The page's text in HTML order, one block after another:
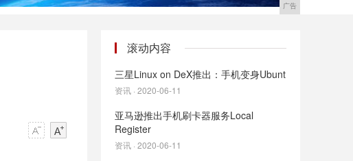
广告
滚动内容
三星Linux on DeX推出：手机变身Ubunt
资讯 · 2020-06-11
亚马逊推出手机刷卡器服务Local
Register
资讯 · 2020-06-11